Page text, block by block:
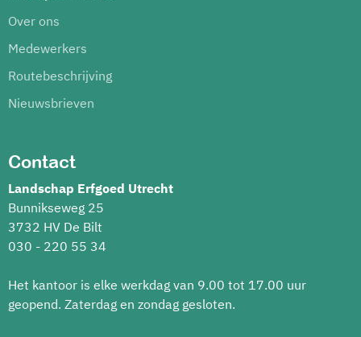
Over ons
Medewerkers
Routebeschrijving
Nieuwsbrieven
Contact
Landschap Erfgoed Utrecht
Bunnikseweg 25
3732 HV De Bilt
030 - 220 55 34
Het kantoor is elke werkdag van 9.00 tot 17.00 uur
geopend. Zaterdag en zondag gesloten.